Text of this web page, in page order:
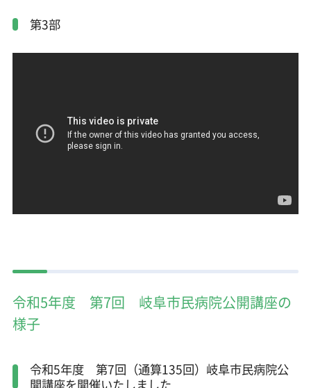
第3部
令和5年度 第7回 岐阜市民病院公開講座の
様子
令和5年度 第7回（通算135回）岐阜市民病院公
開講座を開催いたしました